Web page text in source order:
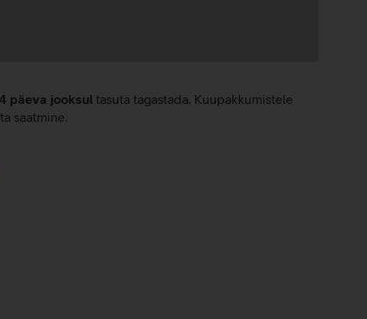
päeva jooksul tasuta tagastada. Kuupakkumistele
saatmine.